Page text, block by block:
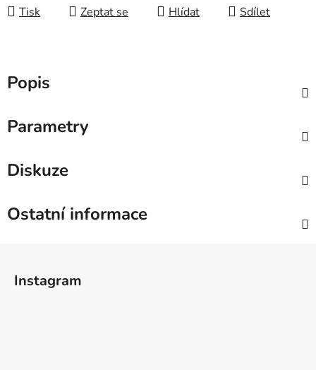
Tisk Zeptat se Hlídat Sdílet
Popis
Parametry
Diskuze
Ostatní informace
Instagram